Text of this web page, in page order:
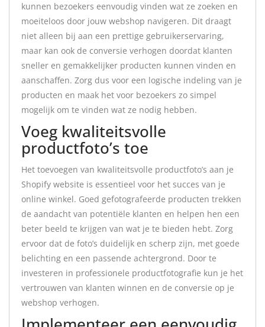
kunnen bezoekers eenvoudig vinden wat ze zoeken en
moeiteloos door jouw webshop navigeren. Dit draagt
niet alleen bij aan een prettige gebruikerservaring,
maar kan ook de conversie verhogen doordat klanten
sneller en gemakkelijker producten kunnen vinden en
aanschaffen. Zorg dus voor een logische indeling van je
producten en maak het voor bezoekers zo simpel
mogelijk om te vinden wat ze nodig hebben.
Voeg kwaliteitsvolle
productfoto’s toe
Het toevoegen van kwaliteitsvolle productfoto’s aan je
Shopify website is essentieel voor het succes van je
online winkel. Goed gefotografeerde producten trekken
de aandacht van potentiële klanten en helpen hen een
beter beeld te krijgen van wat je te bieden hebt. Zorg
ervoor dat de foto’s duidelijk en scherp zijn, met goede
belichting en een passende achtergrond. Door te
investeren in professionele productfotografie kun je het
vertrouwen van klanten winnen en de conversie op je
webshop verhogen.